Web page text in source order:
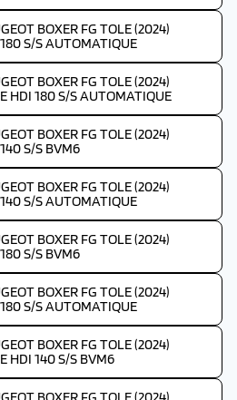
BOXER FG TOLE (2024)
S/S AUTOMATIQUE
BOXER FG TOLE (2024)
HDI 180 S/S AUTOMATIQUE
BOXER FG TOLE (2024)
S/S BVM6
BOXER FG TOLE (2024)
S/S AUTOMATIQUE
BOXER FG TOLE (2024)
S/S BVM6
BOXER FG TOLE (2024)
S/S AUTOMATIQUE
BOXER FG TOLE (2024)
HDI 140 S/S BVM6